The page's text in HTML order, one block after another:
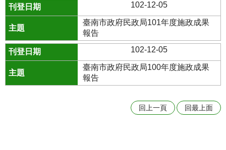
102-12-05
臺南市政府民政局101年度施政成果
報告
102-12-05
臺南市政府民政局100年度施政成果
報告
回上一頁 回最上面